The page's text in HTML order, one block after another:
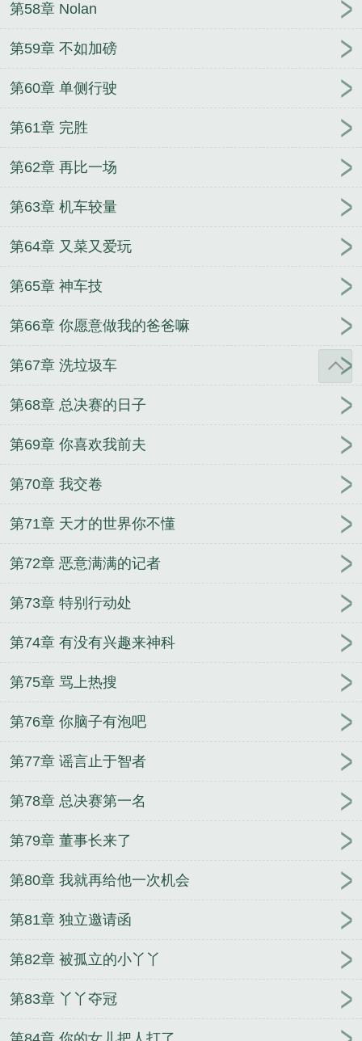
第58章 Nolan
第59章 不如加磅
第60章 单侧行驶
第61章 完胜
第62章 再比一场
第63章 机车较量
第64章 又菜又爱玩
第65章 神车技
第66章 你愿意做我的爸爸嘛
第67章 洗垃圾车
第68章 总决赛的日子
第69章 你喜欢我前夫
第70章 我交卷
第71章 天才的世界你不懂
第72章 恶意满满的记者
第73章 特别行动处
第74章 有没有兴趣来神科
第75章 骂上热搜
第76章 你脑子有泡吧
第77章 谣言止于智者
第78章 总决赛第一名
第79章 董事长来了
第80章 我就再给他一次机会
第81章 独立邀请函
第82章 被孤立的小丫丫
第83章 丫丫夺冠